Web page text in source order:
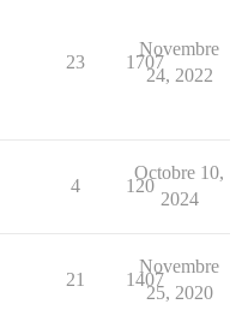
23 1707
Novembre
24, 2022
4 120
Octobre 10,
2024
21 1407
Novembre
25, 2020